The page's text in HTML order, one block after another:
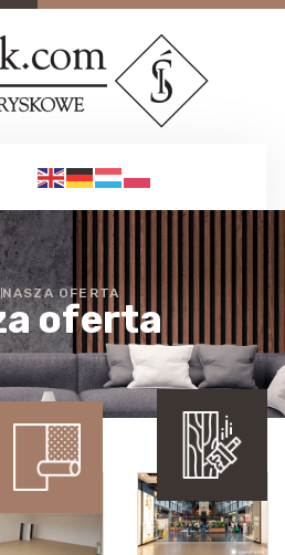
NASZA OFERTA
oferta